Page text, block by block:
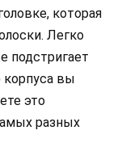
которая
Легко
подстригает
корпуса вы
это
разных